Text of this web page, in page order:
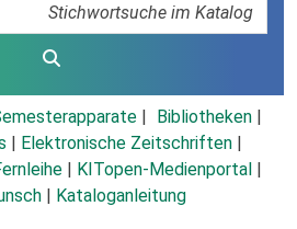
Bibliotheken
Elektronische Zeitschriften
KITopen-Medienportal
Kataloganleitung